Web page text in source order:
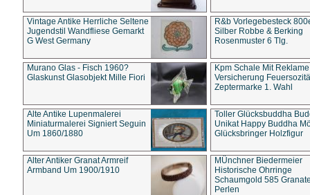
Vintage Antike Herrliche Seltene
Jugendstil Wandfliese Gemarkt
G West Germany
R&b Vorlegebesteck
Silber Robbe & Berking
Rosenmuster 6 Tlg.
Murano Glas - Fisch 1960?
Glaskunst Glasobjekt Mille Fiori
Kpm Schale Mit Reklame
Versicherung
Zeptermarke 1. Wahl
Alte Antike Lupenmalerei
Miniaturmalerei Signiert Seguin
Um 1860/1880
Toller Glücksbuddha
Unikat Happy Buddha
Glücksbringer Holzfigur
Alter Antiker Granat Armreif
Armband Um 1900/1910
MÜnchner Biedermeier
Historische Ohrringe
Schaumgold 585
Perlen